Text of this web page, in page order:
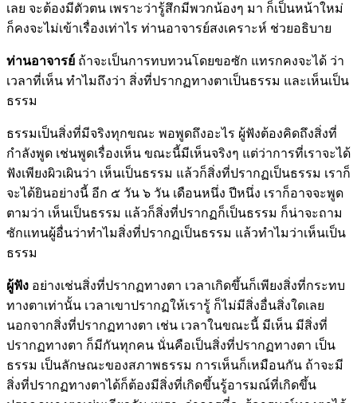
เลย จะต้องมีตัวตน เพราะว่ารู้สึกมีพวกน้องๆ มา ก็เป็นหน้าใหม่
ก็คงจะไม่เข้าเรื่องเท่าไร ท่านอาจารย์สงเคราะห์ ช่วยอธิบาย
ท่านอาจารย์ ถ้าจะเป็นการทบทวนโดยขอซัก แทรกคงจะได้ ว่า
เวลาที่เห็น ทำไมถึงว่า สิ่งที่ปรากฏทางตาเป็นธรรม และเห็นเป็น
ธรรม
ธรรมเป็นสิ่งที่มีจริงทุกขณะ พอพูดถึงอะไร ผู้ฟังต้องคิดถึงสิ่งที่
กำลังพูด เช่นพูดเรื่องเห็น ขณะนี้มีเห็นจริงๆ แต่ว่าการที่เราจะได้
ฟังเพียงผิวเผินว่า เห็นเป็นธรรม แล้วก็สิ่งที่ปรากฏเป็นธรรม เราก็
จะได้ยินอย่างนี้ อีก ๕ วัน ๖ วัน เดือนหนึ่ง ปีหนึ่ง เราก็อาจจะพูด
ตามว่า เห็นเป็นธรรม แล้วก็สิ่งที่ปรากฏก็เป็นธรรม ก็น่าจะถาม
ซักแทนผู้อื่นว่าทำไมสิ่งที่ปรากฏเป็นธรรม แล้วทำไมว่าเห็นเป็น
ธรรม
ผู้ฟัง อย่างเช่นสิ่งที่ปรากฏทางตา เวลาเกิดขึ้นก็เพียงสิ่งที่กระทบ
ทางตาเท่านั้น เวลาเขาปรากฏให้เรารู้ ก็ไม่มีสิ่งอื่นสิ่งใดเลย
นอกจากสิ่งที่ปรากฏทางตา เช่น เวลาในขณะนี้ มีเห็น มีสิ่งที่
ปรากฏทางตา ก็มีกันทุกคน นั่นคือเป็นสิ่งที่ปรากฏทางตา เป็น
ธรรม เป็นลักษณะของสภาพธรรม การเห็นก็เหมือนกัน ถ้าจะมี
สิ่งที่ปรากฏทางตาได้ก็ต้องมีสิ่งที่เกิดขึ้นรู้อารมณ์ที่เกิดขึ้น